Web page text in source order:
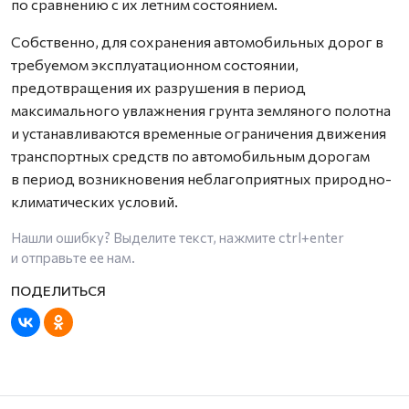
по сравнению с их летним состоянием.
Собственно, для сохранения автомобильных дорог в
требуемом эксплуатационном состоянии,
предотвращения их разрушения в период
максимального увлажнения грунта земляного полотна
и устанавливаются временные ограничения движения
транспортных средств по автомобильным дорогам
в период возникновения неблагоприятных природно-
климатических условий.
Нашли ошибку? Выделите текст, нажмите ctrl+enter
и отправьте ее нам.